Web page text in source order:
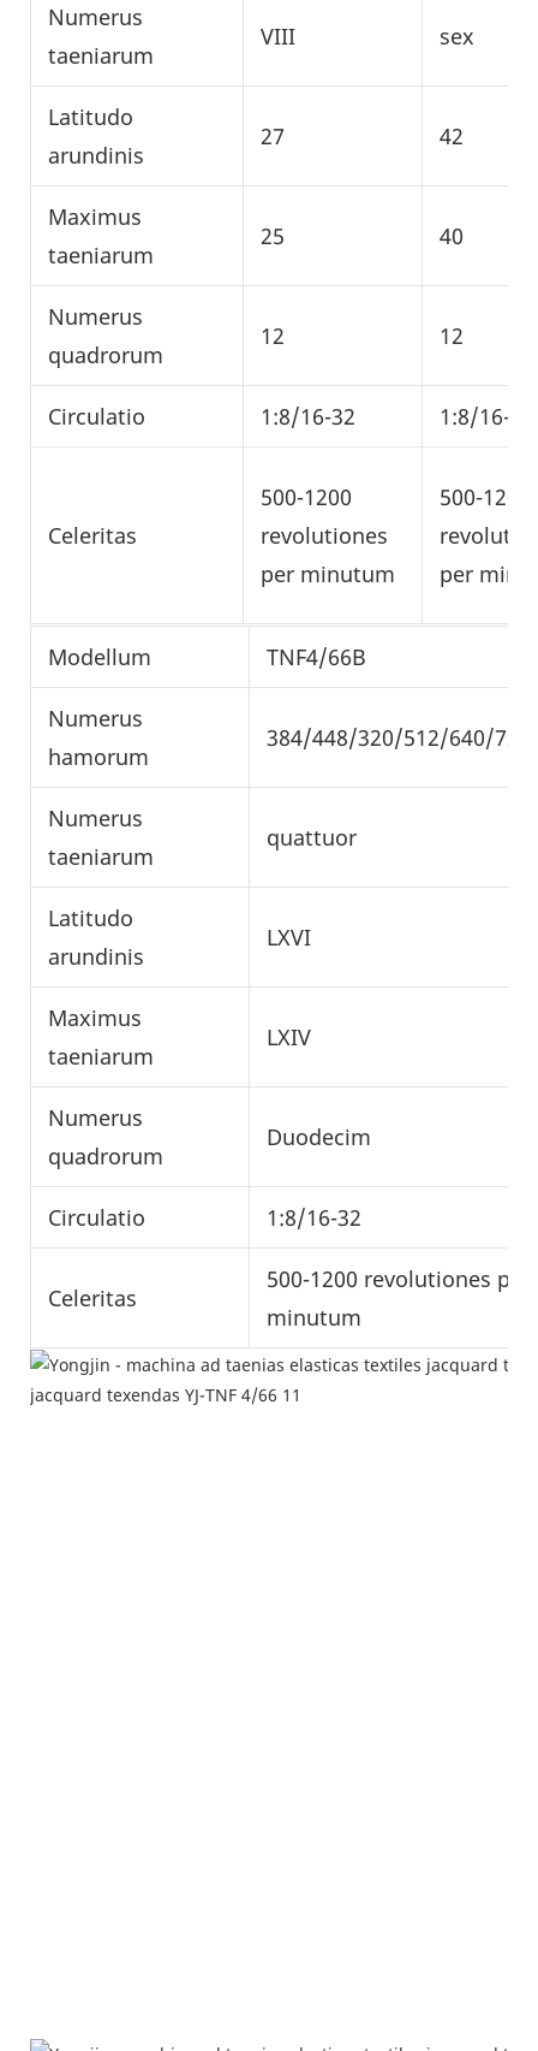
Numerus
taeniarum
VIII sex
Latitudo
arundinis
27 42
Maximus
taeniarum
25 40
Numerus
quadrorum
12 12
Circulatio 1:8/16-32 1:8/16-32
Celeritas
500-1200
revolutiones
per minutum
500-1200
per
Modellum TNF4/66B
Numerus
hamorum
384/448/320/512/640/720
Numerus
taeniarum
quattuor
Latitudo
arundinis
LXVI
Maximus
taeniarum
LXIV
Numerus
quadrorum
Duodecim
Circulatio 1:8/16-32
Celeritas
500-1200 revolutiones per
minutum